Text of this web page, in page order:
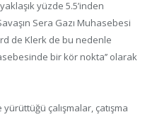
yüzde 5.5’inden
Sera Gazı Muhasebesi
de Klerk de bu nedenle
bir kör nokta’’ olarak
yürüttüğü çalışmalar, çatışma